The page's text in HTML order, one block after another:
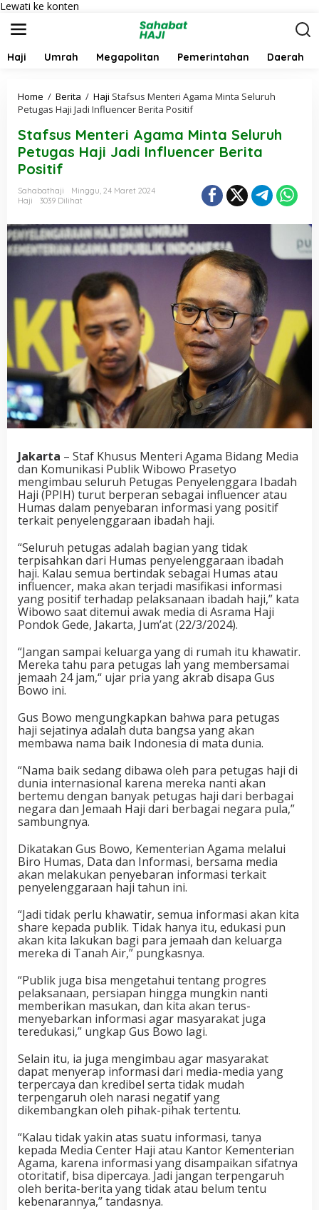
Lewati ke konten
Haji Umrah Megapolitan Pemerintahan Daerah
Home / Berita / Haji Stafsus Menteri Agama Minta Seluruh
Petugas Haji Jadi Influencer Berita Positif
Stafsus Menteri Agama Minta Seluruh
Petugas Haji Jadi Influencer Berita
Positif
Sahabathaji
Minggu, 24 Maret 2024
Haji
3039 Dilihat
Jakarta – Staf Khusus Menteri Agama Bidang Media
dan Komunikasi Publik Wibowo Prasetyo
mengimbau seluruh Petugas Penyelenggara Ibadah
Haji (PPIH) turut berperan sebagai influencer atau
Humas dalam penyebaran informasi yang positif
terkait penyelenggaraan ibadah haji.
“Seluruh petugas adalah bagian yang tidak
terpisahkan dari Humas penyelenggaraan ibadah
haji. Kalau semua bertindak sebagai Humas atau
influencer, maka akan terjadi masifikasi informasi
yang positif terhadap pelaksanaan ibadah haji,” kata
Wibowo saat ditemui awak media di Asrama Haji
Pondok Gede, Jakarta, Jum’at (22/3/2024).
“Jangan sampai keluarga yang di rumah itu khawatir.
Mereka tahu para petugas lah yang membersamai
jemaah 24 jam,“ ujar pria yang akrab disapa Gus
Bowo ini.
Gus Bowo mengungkapkan bahwa para petugas
haji sejatinya adalah duta bangsa yang akan
membawa nama baik Indonesia di mata dunia.
“Nama baik sedang dibawa oleh para petugas haji di
dunia internasional karena mereka nanti akan
bertemu dengan banyak petugas haji dari berbagai
negara dan Jemaah Haji dari berbagai negara pula,”
sambungnya.
Dikatakan Gus Bowo, Kementerian Agama melalui
Biro Humas, Data dan Informasi, bersama media
akan melakukan penyebaran informasi terkait
penyelenggaraan haji tahun ini.
“Jadi tidak perlu khawatir, semua informasi akan kita
share kepada publik. Tidak hanya itu, edukasi pun
akan kita lakukan bagi para jemaah dan keluarga
mereka di Tanah Air,” pungkasnya.
“Publik juga bisa mengetahui tentang progres
pelaksanaan, persiapan hingga mungkin nanti
memberikan masukan, dan kita akan terus-
menyebarkan informasi agar masyarakat juga
teredukasi,” ungkap Gus Bowo lagi.
Selain itu, ia juga mengimbau agar masyarakat
dapat menyerap informasi dari media-media yang
terpercaya dan kredibel serta tidak mudah
terpengaruh oleh narasi negatif yang
dikembangkan oleh pihak-pihak tertentu.
“Kalau tidak yakin atas suatu informasi, tanya
kepada Media Center Haji atau Kantor Kementerian
Agama, karena informasi yang disampaikan sifatnya
otoritatif, bisa dipercaya. Jadi jangan terpengaruh
oleh berita-berita yang tidak atau belum tentu
kebenarannya,” tandasnya.